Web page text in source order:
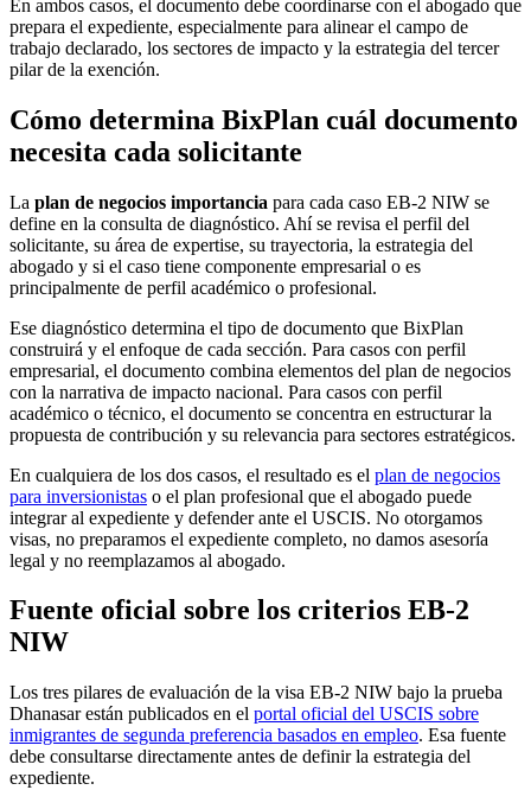
En ambos casos, el documento debe coordinarse con el abogado que
prepara el expediente, especialmente para alinear el campo de
trabajo declarado, los sectores de impacto y la estrategia del tercer
pilar de la exención.
Cómo determina BixPlan cuál documento
necesita cada solicitante
La plan de negocios importancia para cada caso EB-2 NIW se
define en la consulta de diagnóstico. Ahí se revisa el perfil del
solicitante, su área de expertise, su trayectoria, la estrategia del
abogado y si el caso tiene componente empresarial o es
principalmente de perfil académico o profesional.
Ese diagnóstico determina el tipo de documento que BixPlan
construirá y el enfoque de cada sección. Para casos con perfil
empresarial, el documento combina elementos del plan de negocios
con la narrativa de impacto nacional. Para casos con perfil
académico o técnico, el documento se concentra en estructurar la
propuesta de contribución y su relevancia para sectores estratégicos.
En cualquiera de los dos casos, el resultado es el plan de negocios
para inversionistas o el plan profesional que el abogado puede
integrar al expediente y defender ante el USCIS. No otorgamos
visas, no preparamos el expediente completo, no damos asesoría
legal y no reemplazamos al abogado.
Fuente oficial sobre los criterios EB-2
NIW
Los tres pilares de evaluación de la visa EB-2 NIW bajo la prueba
Dhanasar están publicados en el portal oficial del USCIS sobre
inmigrantes de segunda preferencia basados en empleo. Esa fuente
debe consultarse directamente antes de definir la estrategia del
expediente.